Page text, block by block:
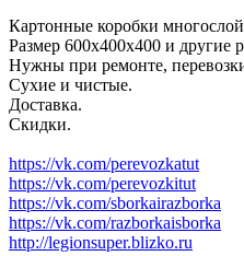
Картонные коробки
Размер 600х400х400 и другие
Нужны при ремонте,
Сухие и чистые.
Доставка.
Скидки.
https://vk.com/perevozkatut
https://vk.com/perevozkitut
https://vk.com/sborkairazborka
https://vk.com/razborkaisborka
http://legionsuper.blizko.ru